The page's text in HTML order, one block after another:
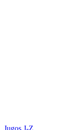
Jugos J-Z